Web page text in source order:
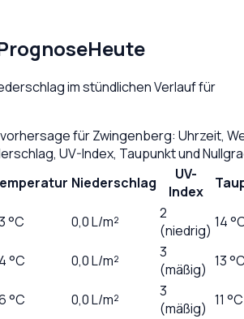
Heute
im stündlichen Verlauf für
fürZwingenberg: Uhrzeit,
UV-Index, Taupunkt und
Niederschlag
UV-
Index
°C 0,0L/m²
2
(niedrig) 14
°C 0,0L/m²
3
(mäßig) 13
°C 0,0L/m²
3
(mäßig) 11 °C